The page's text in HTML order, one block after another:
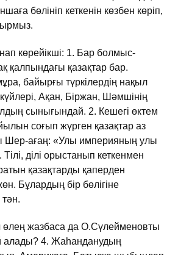
бөлiнiп кеткенiн көзбен көрiп,
көрейiкшi: 1. Бар болмыс-
қалпындағы қазақтар бар.
байырғы түркiлердiң нақыл
күйлерi, Ақан, Бiржан, Шәмшiнiң
сынығындай. 2. Кешегi өктем
соғып жүрген қазақтар аз
Шер-ағаң: «Улы империяның улы
Тiлi, дiлi орыстанып кеткенмен
қазақтарды қаперден
Бұлардың бiр бөлiгiне
өлең жазбаса да О.Сүлейменовты
алады? 4. Жаhанданудың